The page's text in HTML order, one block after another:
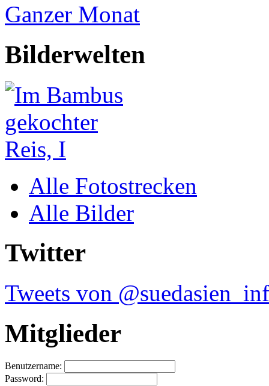
Ganzer Monat
Bilderwelten
Alle Fotostrecken
Alle Bilder
Twitter
Tweets von
Mitglieder
Benutzername:
Password: